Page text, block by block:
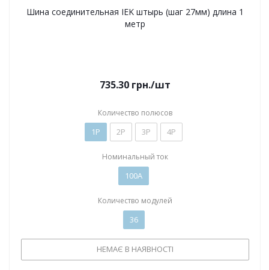
Шина соединительная IEK штырь (шаг 27мм) длина 1
метр
735.30 грн./шт
Количество полюсов
1P 2P 3P 4P
Номинальный ток
100А
Количество модулей
36
НЕМАЄ В НАЯВНОСТІ